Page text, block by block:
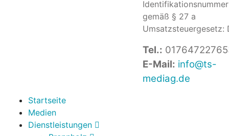
Identifikationsnummer
gemäß § 27 a
Umsatzsteuergesetz:
Tel.:
E-Mail: info@ts-
mediag.de
Startseite
Medien
Dienstleistungen